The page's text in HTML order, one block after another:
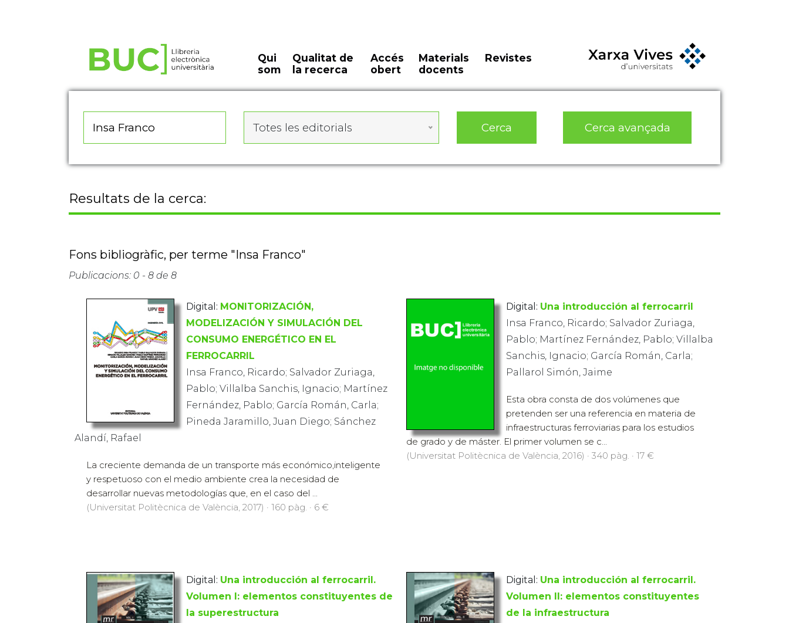
Qui
som
Qualitat de
la recerca
Accés
obert
Materials
docents
Revistes
Totes les editorials Cerca Cerca avançada
Resultats de la cerca:
Fons bibliogràfic, per terme "Insa Franco"
Publicacions: 0 - 8 de 8
Digital: MONITORIZACIÓN,
MODELIZACIÓN Y SIMULACIÓN DEL
CONSUMO ENERGÉTICO EN EL
FERROCARRIL
Insa Franco, Ricardo; Salvador Zuriaga,
Pablo; Villalba Sanchis, Ignacio; Martínez
Fernández, Pablo; García Román, Carla;
Pineda Jaramillo, Juan Diego; Sánchez
Alandí, Rafael
La creciente demanda de un transporte más económico,inteligente
y respetuoso con el medio ambiente crea la necesidad de
desarrollar nuevas metodologías que, en el caso del ...
(Universitat Politècnica de València, 2017) · 160 pàg. · 6 €
Digital: Una introducción al ferrocarril
Insa Franco, Ricardo; Salvador Zuriaga,
Pablo; Martínez Fernández, Pablo; Villalba
Sanchis, Ignacio; García Román, Carla;
Pallarol Simón, Jaime
Esta obra consta de dos volúmenes que
pretenden ser una referencia en materia de
infraestructuras ferroviarias para los estudios
de grado y de máster. El primer volumen se c...
(Universitat Politècnica de València, 2016) · 340 pàg. · 17 €
Digital: Una introducción al ferrocarril.
Volumen I: elementos constituyentes de
la superestructura
Digital: Una introducción al ferrocarril.
Volumen II: elementos constituyentes
de la infraestructura